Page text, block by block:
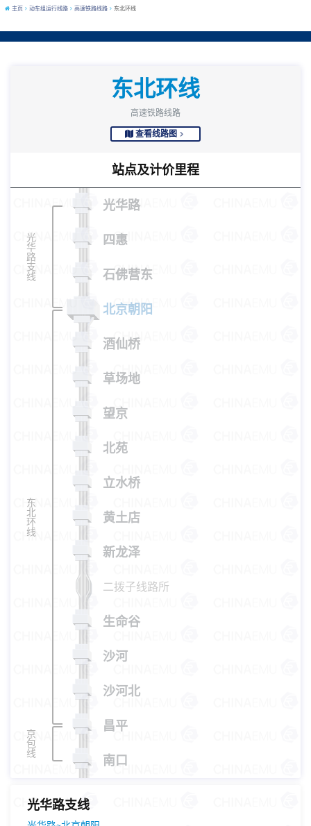
主页 动车组运行线路 高速铁路线路 东北环线
东北环线
高速铁路线路
查看线路图
站点及计价里程
光
华
路
支
线
光华路
四惠
石佛营东
东
北
环
线
北京朝阳
酒仙桥
草场地
望京
北苑
立水桥
黄土店
新龙泽
二拨子线路所
生命谷
沙河
沙河北
京
包
线
昌平
南口
光华路支线